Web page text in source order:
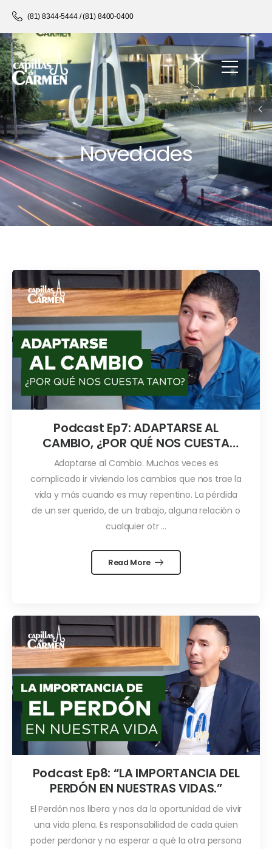
(81) 8344-5444 / (81) 8400-0400
Novedades
Podcast Ep7: ADAPTARSE AL
CAMBIO, ¿POR QUÉ NOS CUESTA
TANTO?￼￼￼
Adaptarse al Cambio. Muchas veces es
complicado ir viviendo los cambios que nos trae la
vida y más cuando es muy repentino. La pérdida
de un ser querido, de un trabajo, alguna relación o
cualquier otr ...
Read More
Podcast Ep8: “LA IMPORTANCIA DEL
PERDÓN EN NUESTRAS VIDAS.”￼￼￼
El Perdón nos libera y nos da la oportunidad de vivir
una vida plena. Es responsabilidad de cada quien
poder perdonar y no esperar a qué la otra persona